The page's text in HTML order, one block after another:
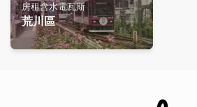
房租含水電瓦斯
荒川區